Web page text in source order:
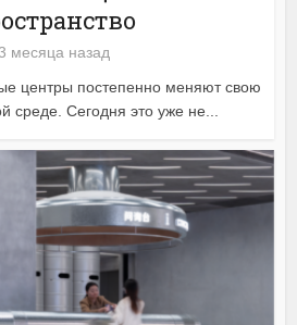
месяца назад
центры постепенно меняют свою
среде. Сегодня это уже не...